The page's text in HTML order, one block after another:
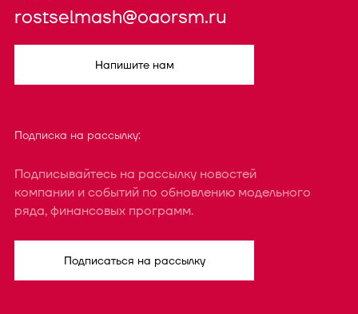
rostselmash@oaorsm.ru
Напишите нам
Подписка на рассылку:
Подписывайтесь на рассылку новостей
компании и событий по обновлению модельного
ряда, финансовых программ.
Подписаться на рассылку